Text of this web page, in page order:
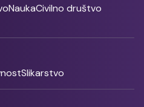
NaukaCivilno društvo
Slikarstvo